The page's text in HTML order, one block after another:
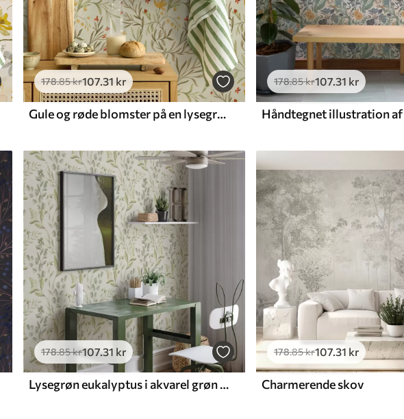
178.85kr107.31 kr
Gule og røde blomster på en lysegrøn baggrund
178.85kr107.31 kr
178.85kr107.31 kr
Lysegrøn eukalyptus i akvarel grøn eukalyptus i akvarel med botanisk mønster
178.85kr107.31 kr
Charmerende skov